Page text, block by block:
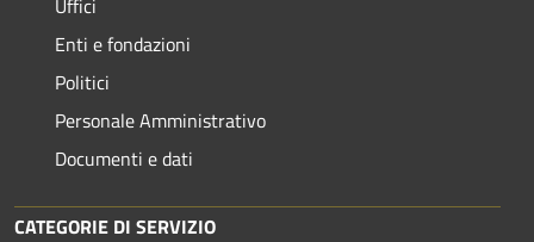
Uffici
Enti e fondazioni
Politici
Personale Amministrativo
Documenti e dati
CATEGORIE DI SERVIZIO